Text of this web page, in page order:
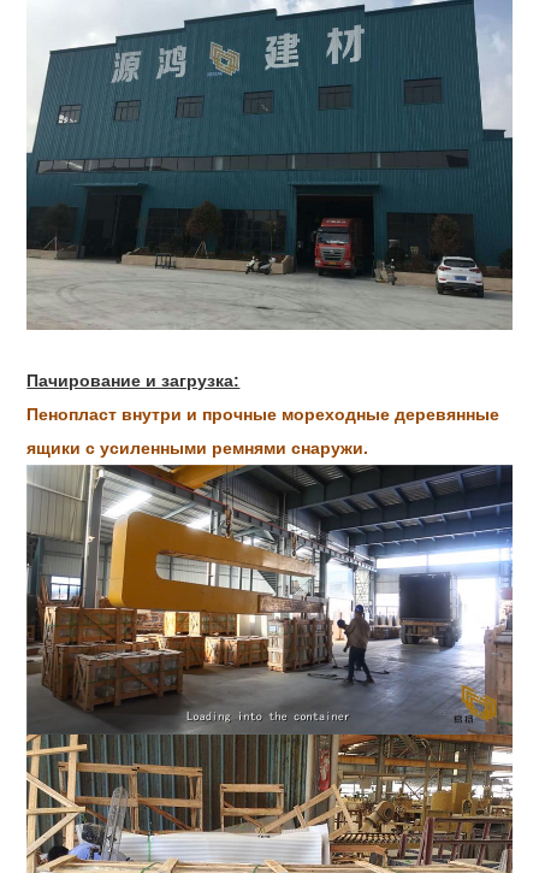
Пачирование и загрузка:
Пенопласт внутри и прочные мореходные деревянные
ящики с усиленными ремнями снаружи.